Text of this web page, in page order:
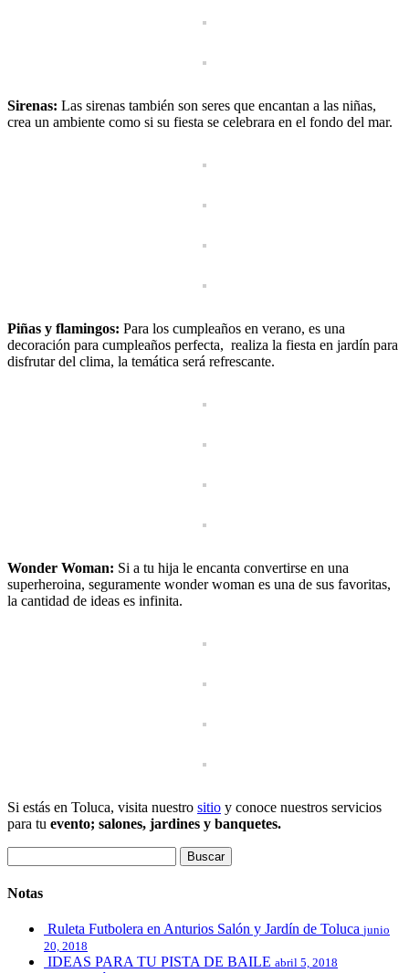
Sirenas: Las sirenas también son seres que encantan a las niñas,
crea un ambiente como si su fiesta se celebrara en el fondo del mar.
Piñas y flamingos: Para los cumpleaños en verano, es una
decoración para cumpleaños perfecta, realiza la fiesta en jardín para
disfrutar del clima, la temática será refrescante.
Wonder Woman: Si a tu hija le encanta convertirse en una
superheroina, seguramente wonder woman es una de sus favoritas,
la cantidad de ideas es infinita.
Si estás en Toluca, visita nuestro sitio y conoce nuestros servicios
para tu evento; salones, jardines y banquetes.
Notas
Ruleta Futbolera en Anturios Salón y Jardín de Toluca junio
20, 2018
IDEAS PARA TU PISTA DE BAILE abril 5, 2018